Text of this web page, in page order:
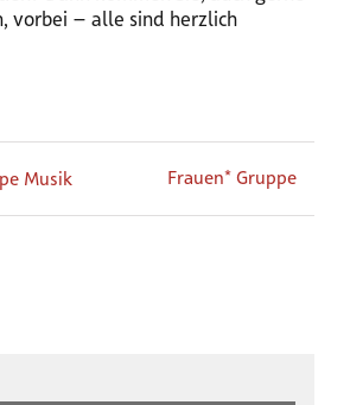
vorbei – alle sind herzlich
Musik Frauen* Gruppe